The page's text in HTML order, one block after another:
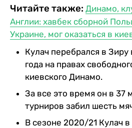
Читайте также: Динамо,
Англии: хавбек сборной
Украине, мог оказаться в
Кулач перебрался в
года на правах
киевского Динамо.
За все это время он в 37
турниров забил шесть
В сезоне 2020/21 Кулач